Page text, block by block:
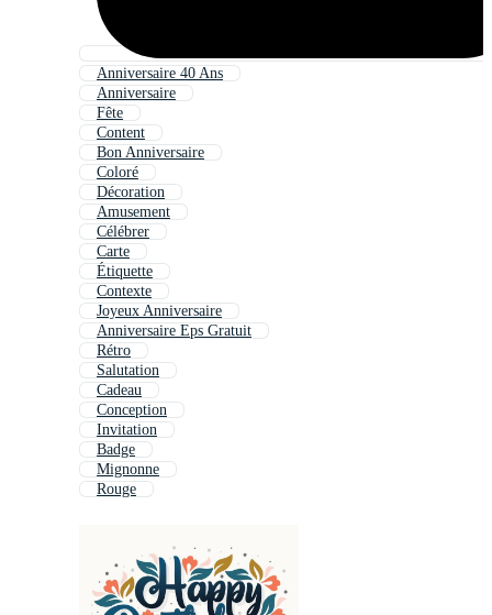
Anniversaire 40 Ans
Anniversaire
Fête
Content
Bon Anniversaire
Coloré
Décoration
Amusement
Célébrer
Carte
Étiquette
Contexte
Joyeux Anniversaire
Anniversaire Eps Gratuit
Rétro
Salutation
Cadeau
Conception
Invitation
Badge
Mignonne
Rouge